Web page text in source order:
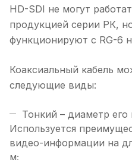
HD-SDI не могут
продукцией серии РК,
функционируют с RG-6
Коаксиальный кабель
следующие виды:
Тонкий – диаметр его
Используется
видео-информации на
м;